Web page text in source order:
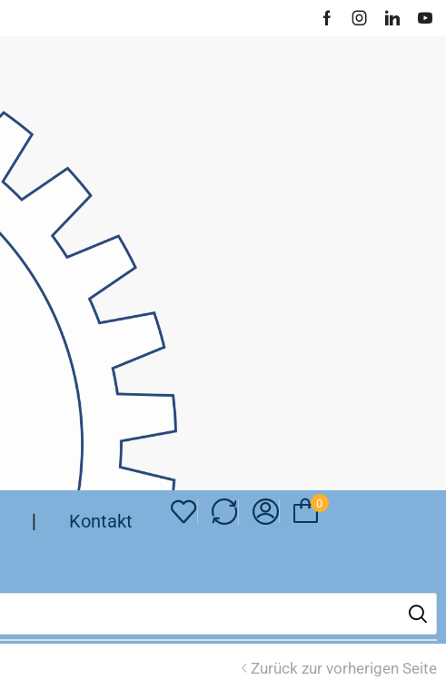
❘ Kontakt
0
Zurück zur vorherigen Seite